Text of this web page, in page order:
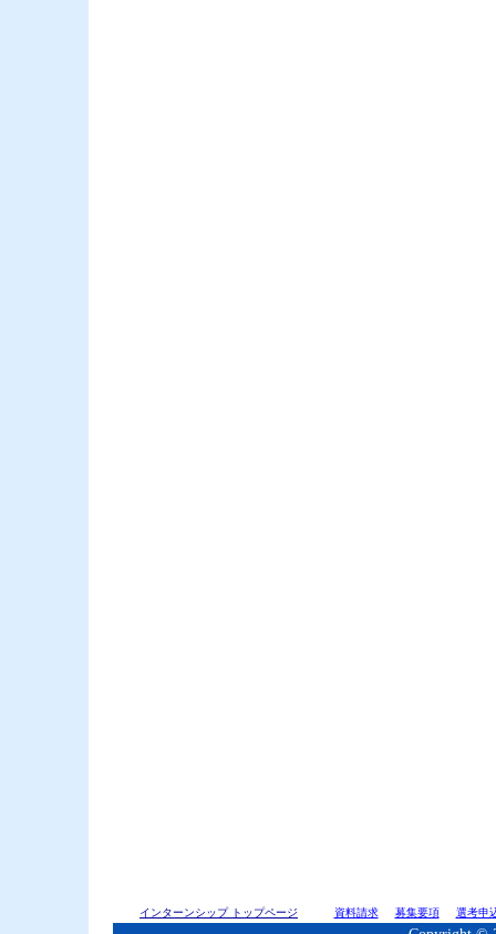
インターンシップ トップページ 資料請求 募集要項 選考申